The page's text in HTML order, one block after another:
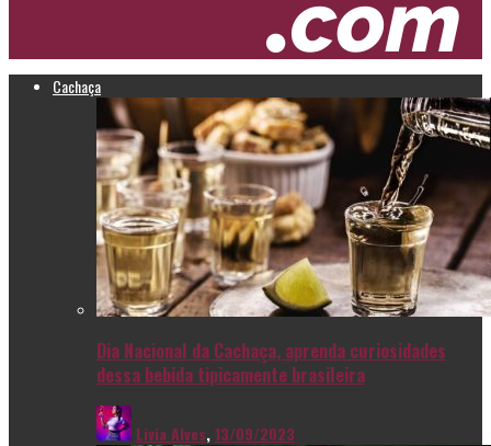
Cachaça
Dia Nacional da Cachaça, aprenda curiosidades
dessa bebida tipicamente brasileira
Livia Alves,13/09/2023